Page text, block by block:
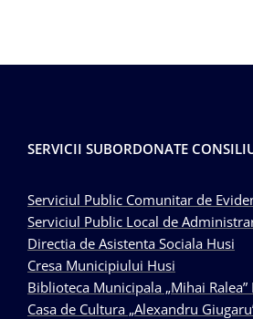
SERVICII SUBORDONATE
Serviciul Public Comunitar de
Serviciul Public Local de
Directia de Asistenta Sociala Husi
Cresa Municipiului Husi
Biblioteca Municipala „Mihai Ralea”
Casa de Cultura „Alexandru